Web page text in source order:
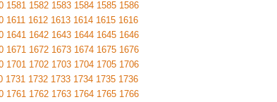
1581 1582 1583 1584 1585 1586
1611 1612 1613 1614 1615 1616
1641 1642 1643 1644 1645 1646
1671 1672 1673 1674 1675 1676
1701 1702 1703 1704 1705 1706
1731 1732 1733 1734 1735 1736
1761 1762 1763 1764 1765 1766